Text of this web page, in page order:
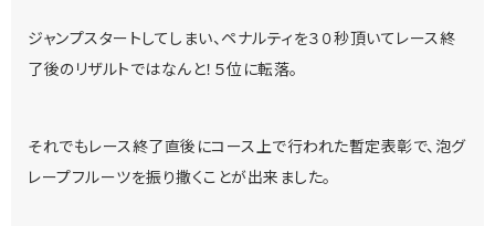
ジャンプスタートしてしまい、ペナルティを３０秒頂いてレース終
了後のリザルトではなんと！５位に転落。
それでもレース終了直後にコース上で行われた暫定表彰で、泡グ
レープフルーツを振り撒くことが出来ました。